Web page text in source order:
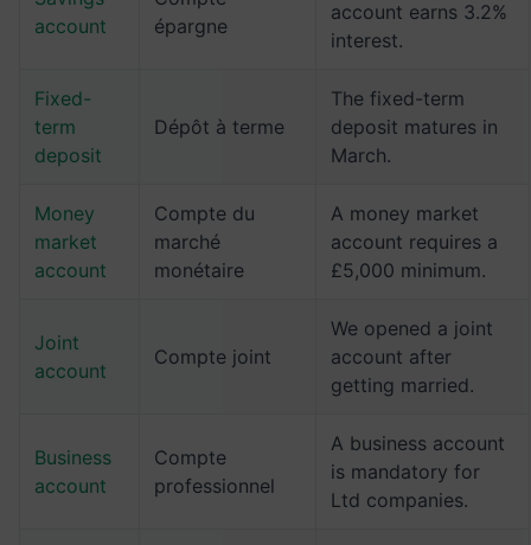
account
épargne
account earns 3.2%
interest.
Fixed-
term
deposit
Dépôt à terme
The fixed-term
deposit matures in
March.
Money
market
account
Compte du
marché
monétaire
A money market
account requires a
£5,000 minimum.
Joint
account
Compte joint
We opened a joint
account after
getting married.
Business
account
Compte
professionnel
A business account
is mandatory for
Ltd companies.